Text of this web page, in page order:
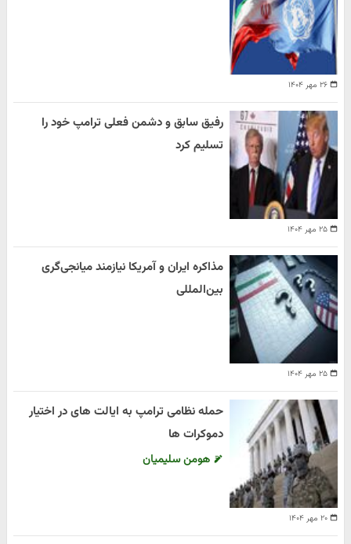
۲۶ مهر ۱۴۰۴
۲۵ مهر ۱۴۰۴
رفیق سابق و دشمن فعلی ترامپ خود را
تسلیم کرد
۲۵ مهر ۱۴۰۴
مذاکره ایران و آمریکا نیازمند میانجی‌گری
بین‌المللی
۲۰ مهر ۱۴۰۴
حمله نظامی ترامپ به ایالت های در اختیار
دموکرات ها
هومن سلیمیان